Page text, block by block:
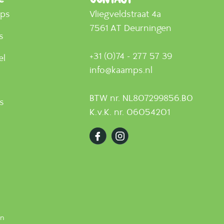
Vliegveldstraat 4a
7561 AT Deurningen
+31 (0)74 - 277 57 39
info@kaamps.nl
BTW nr. NL807299856.B0
K.v.K. nr. 06054201